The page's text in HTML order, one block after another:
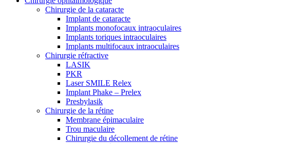
Chirurgie de la cataracte
Implant de cataracte
Implants monofocaux intraoculaires
Implants toriques intraoculaires
Implants multifocaux intraoculaires
Chirurgie réfractive
LASIK
PKR
Laser SMILE Relex
Implant Phake – Prelex
Presbylasik
Chirurgie de la rétine
Membrane épimaculaire
Trou maculaire
Chirurgie du décollement de rétine